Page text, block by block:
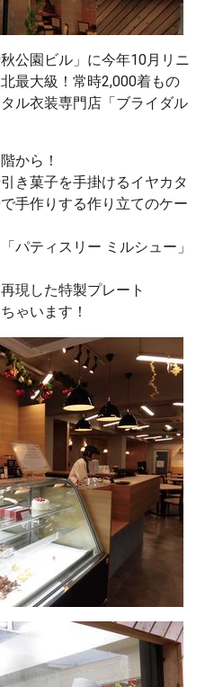
公園ビル」に今年10月リニ
最大級！常時2,000着もの
ル衣装専門店「ブライダル
から！
き菓子を手掛けるイヤカタ
手作りする作り立てのケー
パティスリー ミルシュー」
現した特製プレート
ゃいます！